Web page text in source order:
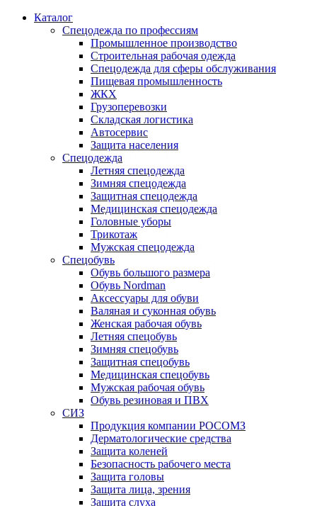
Каталог
Спецодежда по профессиям
Промышленное производство
Строительная рабочая одежда
Спецодежда для сферы обслуживания
Пищевая промышленность
ЖКХ
Грузоперевозки
Складская логистика
Автосервис
Защита населения
Спецодежда
Летняя спецодежда
Зимняя спецодежда
Защитная спецодежда
Медицинская спецодежда
Головные уборы
Трикотаж
Мужская спецодежда
Спецобувь
Обувь большого размера
Обувь Nordman
Аксессуары для обуви
Валяная и суконная обувь
Женская рабочая обувь
Летняя спецобувь
Зимняя спецобувь
Защитная спецобувь
Медицинская спецобувь
Мужская рабочая обувь
Обувь резиновая и ПВХ
СИЗ
Продукция компании РОСОМЗ
Дерматологические средства
Защита коленей
Безопасность рабочего места
Защита головы
Защита лица, зрения
Защита слуха